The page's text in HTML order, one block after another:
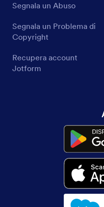
Segnala un Abuso
Segnala un Problema di
Copyright
Recupera account
Jotform